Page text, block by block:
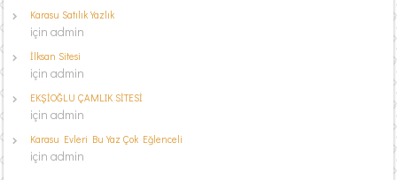
Karasu Satılık Yazlık
içinadmin
İlksan Sitesi
içinadmin
EKŞİOĞLU ÇAMLIK SİTESİ
içinadmin
Karasu Evleri Bu Yaz Çok Eğlenceli
içinadmin